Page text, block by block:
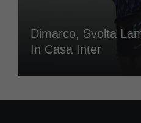
Dimarco, Svolta
In Casa Inter